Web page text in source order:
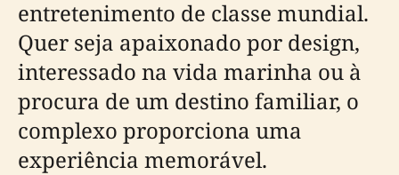
entretenimento de classe mundial.
Quer seja apaixonado por design,
interessado na vida marinha ou à
procura de um destino familiar, o
complexo proporciona uma
experiência memorável.